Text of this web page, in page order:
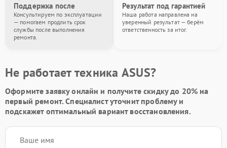
Поддержка после
Консультируем по эксплуатации
— помогаем продлить срок
службы после выполнения
ремонта.
Результат под гарантией
Наша работа направлена на
уверенный результат — берём
ответственность за итог.
Не работает техника ASUS?
Оформите заявку онлайн и получитескидку до 20% на
первый ремонт. Специалист уточнит проблему и
подскажет оптимальный вариант восстановления.